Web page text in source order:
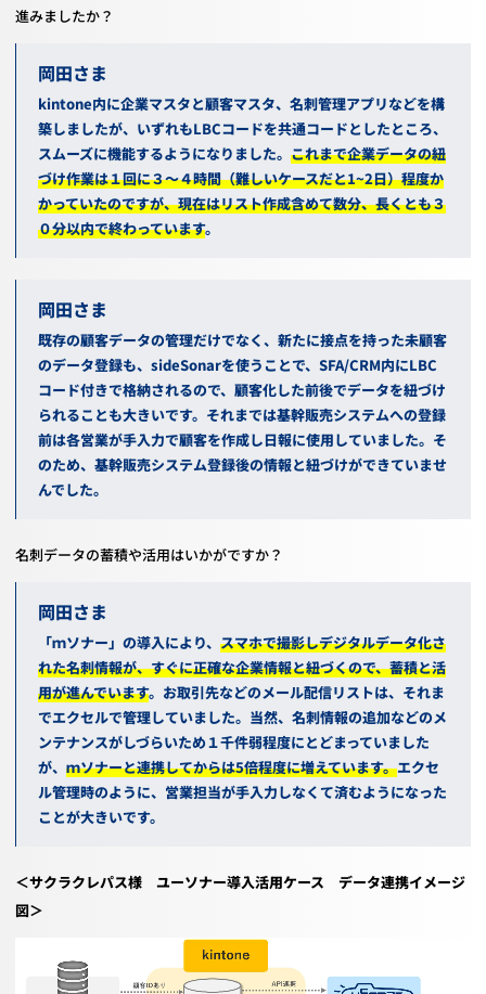
進みましたか？
岡田
kintone内に企業マスタと顧客マスタ、名刺管理アプリなどを構
築しましたが、いずれもLBCコードを共通コードとしたところ、
スムーズに機能するようになりました。 これまで企業データの紐
づけ作業は１回に３～４時間（難しいケースだと1~2日）程度か
かっていたのですが、現在はリスト作成含めて数分、長くとも３
０分以内で終わっています。
岡田
既存の顧客データの管理だけでなく、新たに接点を持った未顧客
のデータ登録も、 sideSonarを使うことで、 SFA/CRM内にLBC
コード付きで格納されるので、顧客化した前後でデータを紐づけ
られることも大きいです。それまでは基幹販売システムへの登録
前は各営業が手入力で顧客を作成し日報に使用していました。そ
のため、基幹販売システム登録後の情報と紐づけができていませ
んでした。
名刺データの蓄積や活用はいかがですか？
岡田
「ｍソナー」の導入により、 スマホで撮影しデジタルデータ化さ
れた名刺情報が、すぐに正確な企業情報と紐づくので、蓄積と活
用が進んでいます。 お取引先などのメール配信リストは、それま
でエクセルで管理していました。当然、名刺情報の追加などのメ
ンテナンスがしづらいため１千件弱程度にとどまっていました
が、 ｍソナーと連携してからは5倍程度に増えています。エクセ
ル管理時のように、営業担当が手入力しなくて済むようになった
ことが大きいです。
＜サクラクレパス様 ユーソナー導入活用ケース データ連携イメージ
図＞